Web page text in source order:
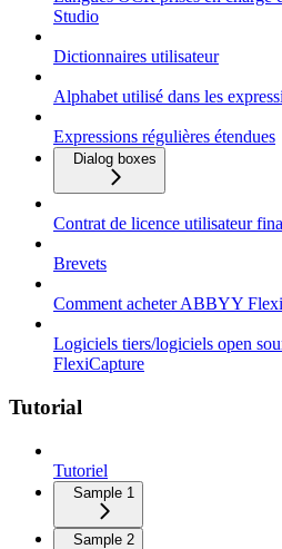
Studio
Dictionnaires utilisateur
Alphabet utilisé dans les
Expressions régulières étendues
Dialog boxes
Contrat de licence utilisateur
Brevets
Comment acheter ABBYY
Logiciels tiers/logiciels open
FlexiCapture
Tutorial
Tutoriel
Sample 1
Sample 2